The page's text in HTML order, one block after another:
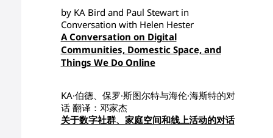
by KA Bird and Paul Stewart in
Conversation with Helen Hester
A Conversation on Digital
Communities, Domestic Space, and
Things We Do Online
KA·伯德、保罗·斯图尔特与海伦·海斯特的对
话 翻译：邓家杰
关于数字社群、家庭空间和线上活动的对话